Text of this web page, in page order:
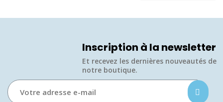
Inscription à la newsletter
Et recevez les dernières nouveautés de
notre boutique.​